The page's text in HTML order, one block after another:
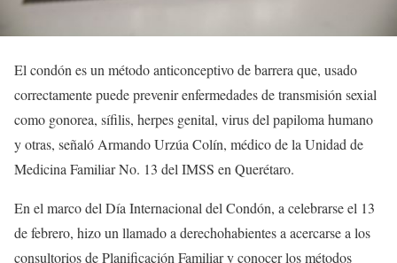
El condón es un método anticonceptivo de barrera que, usado
correctamente puede prevenir enfermedades de transmisión sexial
como gonorea, sífilis, herpes genital, virus del papiloma humano
y otras, señaló Armando Urzúa Colín, médico de la Unidad de
Medicina Familiar No. 13 del IMSS en Querétaro.
En el marco del Día Internacional del Condón, a celebrarse el 13
de febrero, hizo un llamado a derechohabientes a acercarse a los
consultorios de Planificación Familiar y conocer los métodos